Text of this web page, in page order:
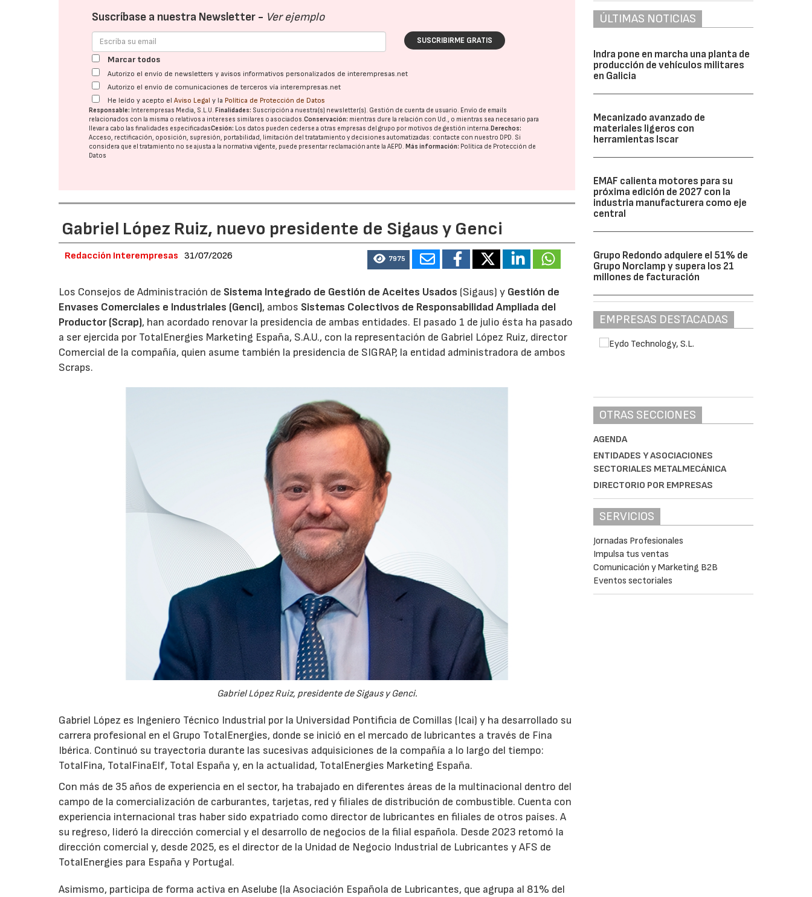
Suscríbase a nuestra Newsletter - Ver ejemplo
SUSCRIBIRME GRATIS
Marcar todos
Autorizo el envío de newsletters y avisos informativos personalizados de interempresas.net
Autorizo el envío de comunicaciones de terceros vía interempresas.net
He leído y acepto elAviso Legal y la Política de Protección de Datos
Responsable: Interempresas Media, S.L.U.Finalidades: Suscripción a nuestra(s) newsletter(s). Gestión de cuenta de usuario. Envío de emails
relacionados con la misma o relativos a intereses similares o asociados.Conservación: mientras dure la relación con Ud., o mientras sea necesario para
llevar a cabo las finalidades especificadasCesión: Los datos pueden cederse a otras empresas del grupo por motivos de gestión interna.Derechos:
Acceso, rectificación, oposición, supresión, portabilidad, limitación del tratatamiento y decisiones automatizadas: contacte con nuestro DPD. Si
considera que el tratamiento no se ajusta a la normativa vigente, puede presentar reclamación ante laAEPD.Más información: Política de Protección de
Datos
Gabriel López Ruiz, nuevo presidente de Sigaus y Genci
Redacción Interempresas 31/07/2026 7975
Los Consejos de Administración de Sistema Integrado de Gestión de Aceites Usados (Sigaus) y Gestión de
Envases Comerciales e Industriales (Genci), ambos Sistemas Colectivos de Responsabilidad Ampliada del
Productor (Scrap), han acordado renovar la presidencia de ambas entidades. El pasado 1 de julio ésta ha pasado
a ser ejercida por TotalEnergies Marketing España, S.A.U., con la representación de Gabriel López Ruiz, director
Comercial de la compañía, quien asume también la presidencia de SIGRAP, la entidad administradora de ambos
Scraps.
Gabriel López Ruiz, presidente de Sigaus y Genci.
Gabriel López es Ingeniero Técnico Industrial por la Universidad Pontificia de Comillas (Icai) y ha desarrollado su
carrera profesional en el Grupo TotalEnergies, donde se inició en el mercado de lubricantes a través de Fina
Ibérica. Continuó su trayectoria durante las sucesivas adquisiciones de la compañía a lo largo del tiempo:
TotalFina, TotalFinaElf, Total España y, en la actualidad, TotalEnergies Marketing España.
Con más de 35 años de experiencia en el sector, ha trabajado en diferentes áreas de la multinacional dentro del
campo de la comercialización de carburantes, tarjetas, red y filiales de distribución de combustible. Cuenta con
experiencia internacional tras haber sido expatriado como director de lubricantes en filiales de otros países. A
su regreso, lideró la dirección comercial y el desarrollo de negocios de la filial española. Desde 2023 retomó la
dirección comercial y, desde 2025, es el director de la Unidad de Negocio Industrial de Lubricantes y AFS de
TotalEnergies para España y Portugal.
Asimismo, participa de forma activa en Aselube (la Asociación Española de Lubricantes, que agrupa al 81% del
ÚLTIMAS NOTICIAS
Indra pone en marcha una planta de
producción de vehículos militares
en Galicia
Mecanizado avanzado de
materiales ligeros con
herramientas Iscar
EMAF calienta motores para su
próxima edición de 2027 con la
industria manufacturera como eje
central
Grupo Redondo adquiere el 51% de
Grupo Norclamp y supera los 21
millones de facturación
EMPRESAS DESTACADAS
OTRAS SECCIONES
AGENDA
ENTIDADES Y ASOCIACIONES
SECTORIALES METALMECÁNICA
DIRECTORIO POR EMPRESAS
SERVICIOS
Jornadas Profesionales
Impulsa tus ventas
Comunicación y Marketing B2B
Eventos sectoriales